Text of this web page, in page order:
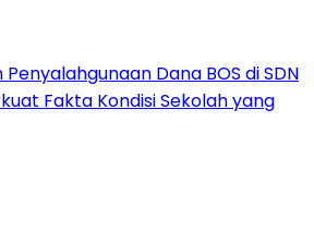
Dana BOS di SDN
Fakta Kondisi Sekolah yang